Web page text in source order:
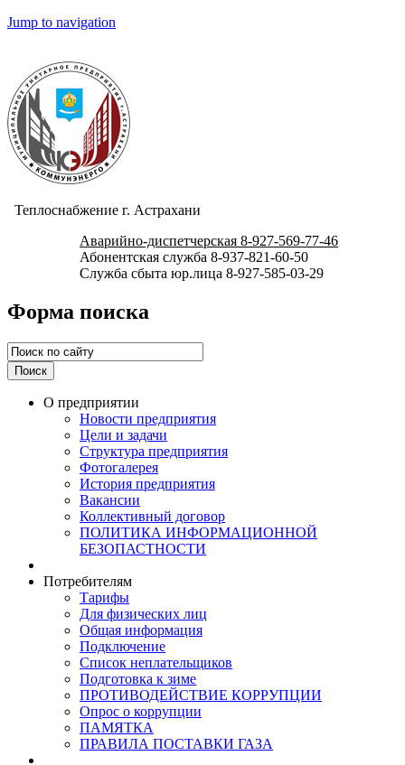
Jump to navigation
Теплоснабжение г. Астрахани
Аварийно-диспетчерская 8-927-569-77-46
Абонентская служба 8-937-821-60-50
Служба сбыта юр.лица 8-927-585-03-29
Форма поиска
О предприятии
Новости предприятия
Цели и задачи
Структура предприятия
Фотогалерея
История предприятия
Вакансии
Коллективный договор
ПОЛИТИКА ИНФОРМАЦИОННОЙ
БЕЗОПАСТНОСТИ
Потребителям
Тарифы
Для физических лиц
Общая информация
Подключение
Список неплательщиков
Подготовка к зиме
ПРОТИВОДЕЙСТВИЕ КОРРУПЦИИ
Опрос о коррупции
ПАМЯТКА
ПРАВИЛА ПОСТАВКИ ГАЗА